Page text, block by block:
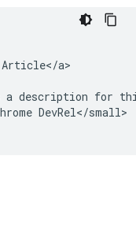
a>
description for
DevRel</small>